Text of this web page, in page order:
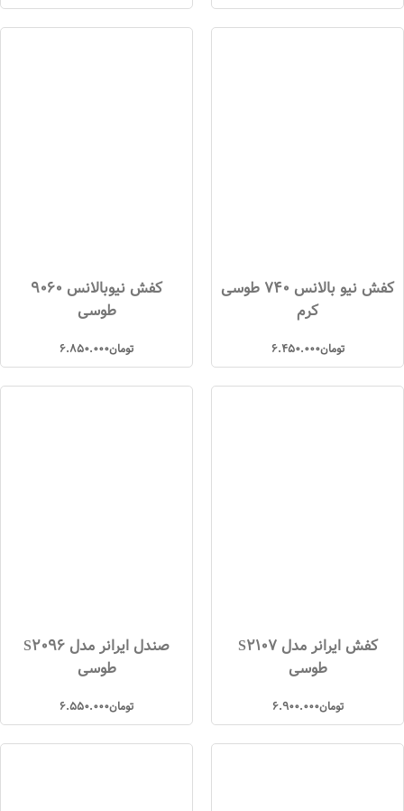
کفش نیو بالانس 740 طوسی
کرم
تومان6.450.000
کفش نیوبالانس 9060
طوسی
تومان6.850.000
کفش ایرانر مدل S2107
طوسی
تومان6.900.000
صندل ایرانر مدل S2096
طوسی
تومان6.550.000